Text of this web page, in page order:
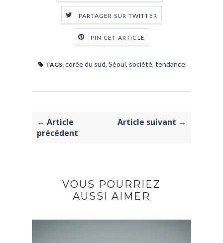
PARTAGER SUR TWITTER
PIN CET ARTICLE
TAGS: corée du sud, Séoul, société, tendance
← Article
précédent
Article suivant →
VOUS POURRIEZ
AUSSI AIMER